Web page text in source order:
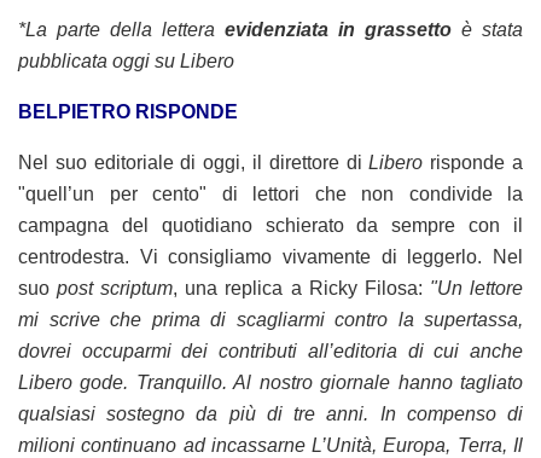
*La parte della lettera evidenziata in grassetto è stata
pubblicata oggi su Libero
BELPIETRO RISPONDE
Nel suo editoriale di oggi, il direttore di Libero risponde a
"quell’un per cento" di lettori che non condivide la
campagna del quotidiano schierato da sempre con il
centrodestra. Vi consigliamo vivamente di leggerlo. Nel
suo post scriptum, una replica a Ricky Filosa: "Un lettore
mi scrive che prima di scagliarmi contro la supertassa,
dovrei occuparmi dei contributi all’editoria di cui anche
Libero gode. Tranquillo. Al nostro giornale hanno tagliato
qualsiasi sostegno da più di tre anni. In compenso di
milioni continuano ad incassarne L’Unità, Europa, Terra, Il